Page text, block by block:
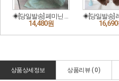
상품상세정보 상품리뷰 (0)